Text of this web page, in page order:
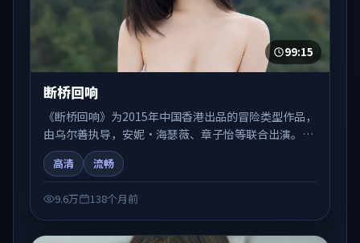
99:15
断桥回响
《断桥回响》为2015年中国香港出品的冒险类型作品，
由乌尔善执导，安妮·海瑟薇、章子怡等联合出演。剧
情在人物弧光与节奏推进中展开，兼具叙事张力与视听
质感。适合关注国产在线观看、热播国产剧与院线佳片
高清 流畅
9.6万 138个月前